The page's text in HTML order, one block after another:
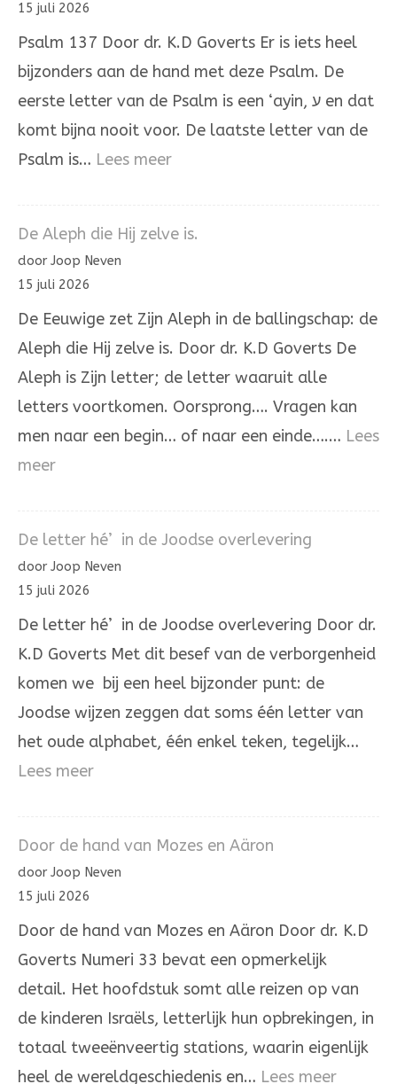
15 juli 2026
Psalm 137 Door dr. K.D Goverts Er is iets heel
bijzonders aan de hand met deze Psalm. De
eerste letter van de Psalm is een ‘ayin, ע en dat
komt bijna nooit voor. De laatste letter van de
Psalm is… Lees meer:
De Aleph die Hij zelve is.
door Joop Neven
15 juli 2026
De Eeuwige zet Zijn Aleph in de ballingschap: de
Aleph die Hij zelve is. Door dr. K.D Goverts De
Aleph is Zijn letter; de letter waaruit alle
letters voortkomen. Oorsprong…. Vragen kan
men naar een begin… of naar een einde….… Lees
meer:
Hij
De letter hé’ in de Joodse overlevering
door Joop Neven
15 juli 2026
De letter hé’ in de Joodse overlevering Door dr.
K.D Goverts Met dit besef van de verborgenheid
komen we bij een heel bijzonder punt: de
Joodse wijzen zeggen dat soms één letter van
het oude alphabet, één enkel teken, tegelijk…
Lees meer:
Door de hand van Mozes en Aäron
door Joop Neven
15 juli 2026
Door de hand van Mozes en Aäron Door dr. K.D
Goverts Numeri 33 bevat een opmerkelijk
detail. Het hoofdstuk somt alle reizen op van
de kinderen Israëls, letterlijk hun opbrekingen, in
totaal tweeënveertig stations, waarin eigenlijk
heel de wereldgeschiedenis en… Lees meer: